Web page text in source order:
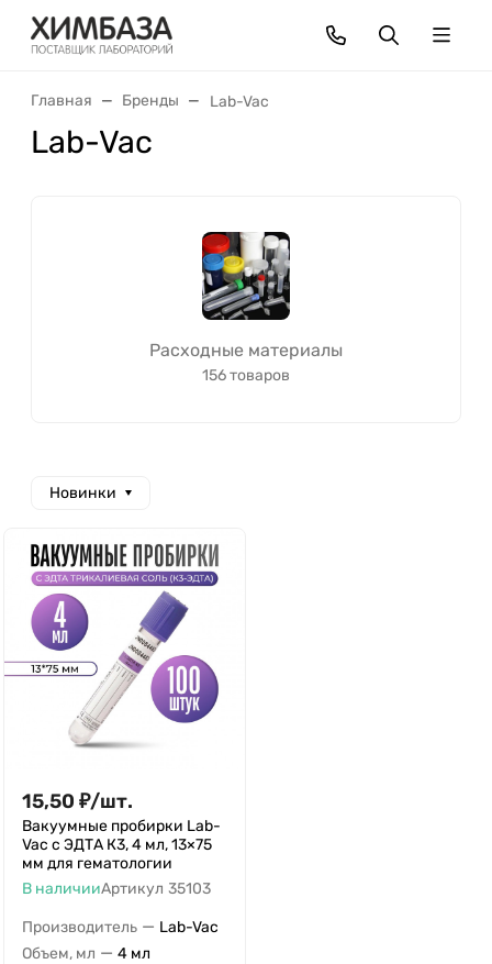
Главная Бренды Lab-Vac
Lab-Vac
Расходные материалы
156 товаров
Новинки
15,50 ₽/шт.
Вакуумные пробирки Lab-
Vac с ЭДТА К3, 4 мл, 13×75
мм для гематологии
В наличииАртикул 35103
Производитель — Lab-Vac
Объем, мл — 4 мл